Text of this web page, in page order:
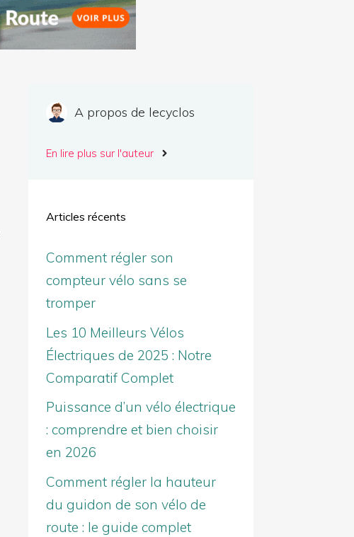
A propos de lecyclos
En lire plus sur l'auteur
Articles récents
Comment régler son
compteur vélo sans se
tromper
Les 10 Meilleurs Vélos
Électriques de 2025 : Notre
Comparatif Complet
Puissance d’un vélo électrique
: comprendre et bien choisir
en 2026
Comment régler la hauteur
du guidon de son vélo de
route : le guide complet